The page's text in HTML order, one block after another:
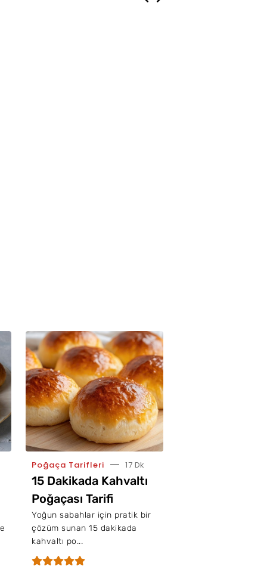
Poğaça Tarifleri 17 Dk
15 Dakikada Kahvaltı
Poğaçası Tarifi
Yoğun sabahlar için pratik bir
çözüm sunan 15 dakikada
kahvaltı po...